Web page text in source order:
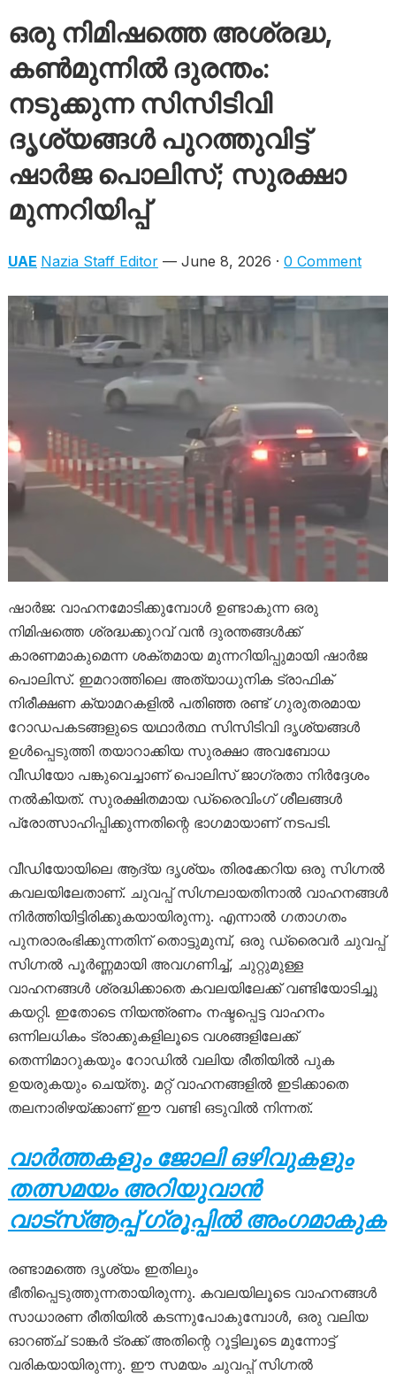
ഒരു നിമിഷത്തെ അശ്രദ്ധ,
കൺമുന്നിൽ ദുരന്തം:
നടുക്കുന്ന സിസിടിവി
ദൃശ്യങ്ങൾ പുറത്തുവിട്ട്
ഷാർജ പൊലിസ്; സുരക്ഷാ
മുന്നറിയിപ്പ്
UAE Nazia Staff Editor— June 8, 2026 · 0 Comment
ഷാർജ: വാഹനമോടിക്കുമ്പോൾ ഉണ്ടാകുന്ന ഒരു
നിമിഷത്തെ ശ്രദ്ധക്കുറവ് വൻ ദുരന്തങ്ങൾക്ക്
കാരണമാകുമെന്ന ശക്തമായ മുന്നറിയിപ്പുമായി ഷാർജ
പൊലിസ്. ഇമറാത്തിലെ അത്യാധുനിക ട്രാഫിക്
നിരീക്ഷണ ക്യാമറകളിൽ പതിഞ്ഞ രണ്ട് ഗുരുതരമായ
റോഡപകടങ്ങളുടെ യഥാർത്ഥ സിസിടിവി ദൃശ്യങ്ങൾ
ഉൾപ്പെടുത്തി തയാറാക്കിയ സുരക്ഷാ അവബോധ
വീഡിയോ പങ്കുവെച്ചാണ് പൊലിസ് ജാഗ്രതാ നിർദ്ദേശം
നൽകിയത്. സുരക്ഷിതമായ ഡ്രൈവിംഗ് ശീലങ്ങൾ
പ്രോത്സാഹിപ്പിക്കുന്നതിന്റെ ഭാഗമായാണ് നടപടി.
വീഡിയോയിലെ ആദ്യ ദൃശ്യം തിരക്കേറിയ ഒരു സിഗ്നൽ
കവലയിലേതാണ്. ചുവപ്പ് സിഗ്നലായതിനാൽ വാഹനങ്ങൾ
നിർത്തിയിട്ടിരിക്കുകയായിരുന്നു. എന്നാൽ ഗതാഗതം
പുനരാരംഭിക്കുന്നതിന് തൊട്ടുമുമ്പ്, ഒരു ഡ്രൈവർ ചുവപ്പ്
സിഗ്നൽ പൂർണ്ണമായി അവഗണിച്ച്, ചുറ്റുമുള്ള
വാഹനങ്ങൾ ശ്രദ്ധിക്കാതെ കവലയിലേക്ക് വണ്ടിയോടിച്ചു
കയറ്റി. ഇതോടെ നിയന്ത്രണം നഷ്ടപ്പെട്ട വാഹനം
ഒന്നിലധികം ട്രാക്കുകളിലൂടെ വശങ്ങളിലേക്ക്
തെന്നിമാറുകയും റോഡിൽ വലിയ രീതിയിൽ പുക
ഉയരുകയും ചെയ്തു. മറ്റ് വാഹനങ്ങളിൽ ഇടിക്കാതെ
തലനാരിഴയ്ക്കാണ് ഈ വണ്ടി ഒടുവിൽ നിന്നത്.
വാർത്തകളും ജോലി ഒഴിവുകളും
തത്സമയം അറിയുവാൻ
വാട്സ്ആപ്പ് ഗ്രൂപ്പിൽ അംഗമാകുക
രണ്ടാമത്തെ ദൃശ്യം ഇതിലും
ഭീതിപ്പെടുത്തുന്നതായിരുന്നു. കവലയിലൂടെ വാഹനങ്ങൾ
സാധാരണ രീതിയിൽ കടന്നുപോകുമ്പോൾ, ഒരു വലിയ
ഓറഞ്ച് ടാങ്കർ ട്രക്ക് അതിന്റെ റൂട്ടിലൂടെ മുന്നോട്ട്
വരികയായിരുന്നു. ഈ സമയം ചുവപ്പ് സിഗ്നൽ